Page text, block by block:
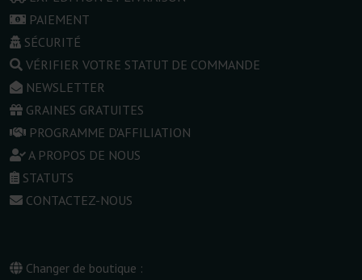
PAIEMENT
SÉCURITÉ
VÉRIFIER VOTRE STATUT DE COMMANDE
NEWSLETTER
GRAINES GRATUITES
PROGRAMME D'AFFILIATION
A PROPOS DE NOUS
STATUTS
CONTACTEZ-NOUS
Changer de boutique :